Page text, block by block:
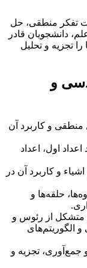
تفکر منطقی، حل
دانشجویان قادر
را تجزیه و تحلیل
و
منطقی و کاربرد آن
اول، اعداد
و کاربرد آن در
حلقه‌ها و
متشکل از رئوس و
و الگوریتم‌های
جمع‌آوری، تجزیه و